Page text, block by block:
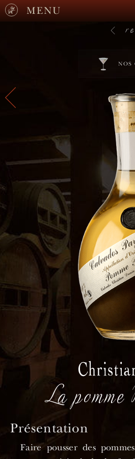
MENU
NOS
La
Présentation
Faire pousser des